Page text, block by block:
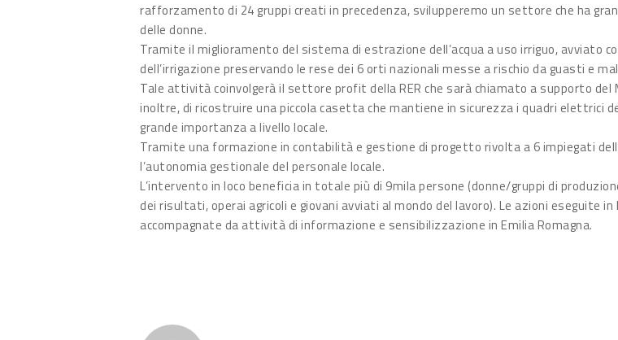
rafforzamento di 24 gruppi creati in precedenza, svilupperemo un settore che ha
delle donne.
Tramite il miglioramento del sistema di estrazione dell’acqua a uso irriguo, avviato
dell’irrigazione preservando le rese dei 6 orti nazionali messe a rischio da guasti e
Tale attività coinvolgerà il settore profit della RER che sarà chiamato a supporto del
inoltre, di ricostruire una piccola casetta che mantiene in sicurezza i quadri elettrici
grande importanza a livello locale.
Tramite una formazione in contabilità e gestione di progetto rivolta a 6 impiegati
l’autonomia gestionale del personale locale.
L’intervento in loco beneficia in totale più di 9mila persone (donne/gruppi di
dei risultati, operai agricoli e giovani avviati al mondo del lavoro). Le azioni eseguite
accompagnate da attività di informazione e sensibilizzazione in Emilia Romagna.